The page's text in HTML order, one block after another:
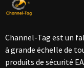
Channel-Tag est un
à grande échelle de
produits de sécurité